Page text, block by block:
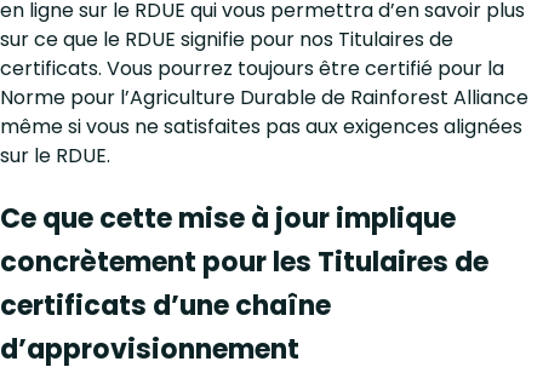
en ligne sur le RDUE qui vous permettra d’en savoir plus
sur ce que le RDUE signifie pour nos Titulaires de
certificats. Vous pourrez toujours être certifié pour la
Norme pour l’Agriculture Durable de Rainforest Alliance
même si vous ne satisfaites pas aux exigences alignées
sur le RDUE.
Ce que cette mise à jour implique
concrètement pour les Titulaires de
certificats d’une chaîne
d’approvisionnement